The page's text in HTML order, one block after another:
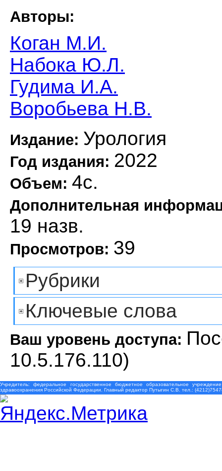
Авторы:
Коган М.И.
Набока Ю.Л.
Гудима И.А.
Воробьева Н.В.
Издание: Урология
Год издания: 2022
Объем: 4с.
Дополнительная
19 назв.
Просмотров: 39
Рубрики
Ключевые слова
Ваш уровень доступа:
10.5.176.110)
Учредитель: федеральное государственное бюджетное образовательное
здравоохранения Российской Федерации. Главный редактор Путыгин С.В. тел.: